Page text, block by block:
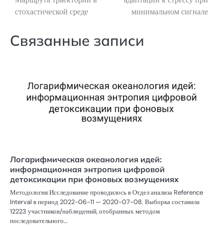
стохастической среде
минимальном сигнале
Связанные записи
Логарифмическая океанология идей:
информационная энтропия цифровой
детоксикации при фоновых возмущениях
Методология Исследование проводилось в Отдел анализа Reference
Interval в период 2022-06-11 — 2020-07-08. Выборка составила
12223 участников/наблюдений, отобранных методом
последовательного…